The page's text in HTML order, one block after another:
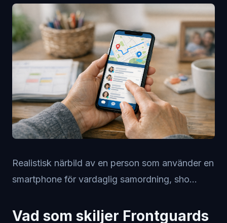
Realistisk närbild av en person som använder en
smartphone för vardaglig samordning, sho...
Vad som skiljer Frontguards